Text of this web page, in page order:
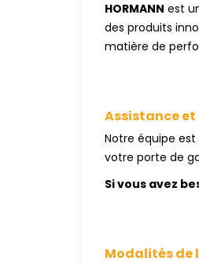
HORMANN est
des produits
matière de
Assistance
Notre équipe
votre porte de
Si vous avez
Modalités de